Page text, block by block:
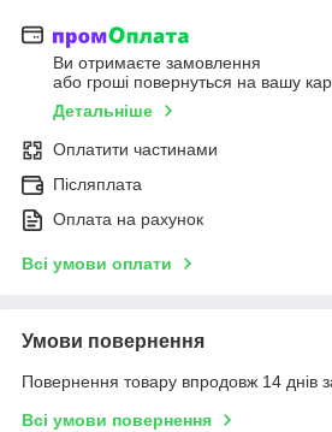
Ви отримаєте замовлення
або гроші повернуться на вашу
Детальніше
Оплатити частинами
Післяплата
Оплата на рахунок
Всі умови оплати
Умови повернення
Повернення товару впродовж 14 днів
Всі умови повернення